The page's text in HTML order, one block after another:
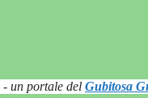
- un portale del Gubitosa